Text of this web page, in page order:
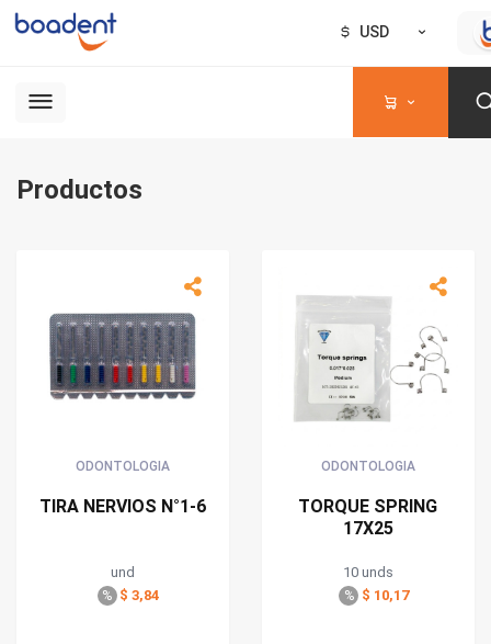
USD
Productos
ODONTOLOGIA
TIRA NERVIOS N°1-6
und
% $ 3,84
ODONTOLOGIA
TORQUE SPRING
17X25
10 unds
% $ 10,17